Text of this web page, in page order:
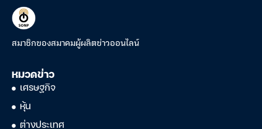
สมาชิกของสมาคมผู้ผลิตข่าวออนไลน์
หมวดข่าว
เศรษฐกิจ
หุ้น
ต่างประเทศ